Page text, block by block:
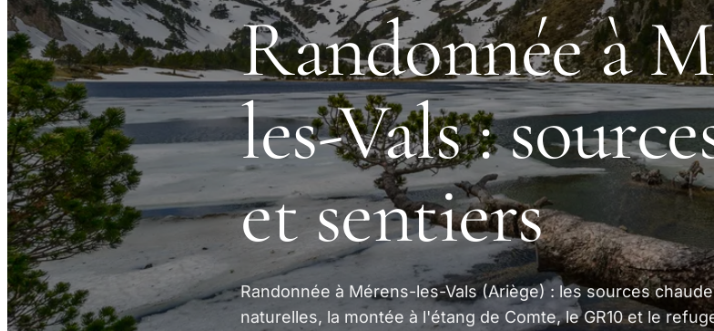
Randonnée à
les-Vals :
et sentiers
Randonnée à Mérens-les-Vals (Ariège) : les sources
naturelles, la montée à l'étang de Comte, le GR10 et le